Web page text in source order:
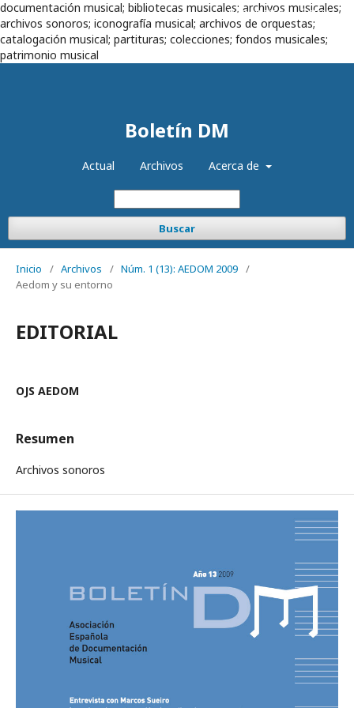
documentación musical; bibliotecas musicales; archivos musicales;
archivos sonoros; iconografía musical; archivos de orquestas;
catalogación musical; partituras; colecciones; fondos musicales;
patrimonio musical
Boletín DM
Actual Archivos Acerca de
Buscar
Registrarse Entrar
Inicio / Archivos / Núm. 1 (13): AEDOM 2009 /
Aedom y su entorno
EDITORIAL
OJS AEDOM
Resumen
Archivos sonoros